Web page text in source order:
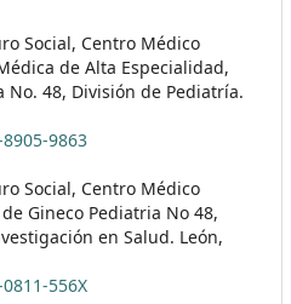
Social, Centro Médico
de Alta Especialidad,
No. 48, División de Pediatría.
9863
Social, Centro Médico
Gineco Pediatria No 48,
en Salud. León,
556X